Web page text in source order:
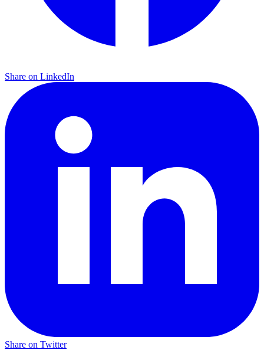
Share on LinkedIn
Share on Twitter